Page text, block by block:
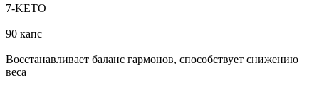
7-KETO
90 капс
Восстанавливает баланс гармонов, способствует снижению
веса